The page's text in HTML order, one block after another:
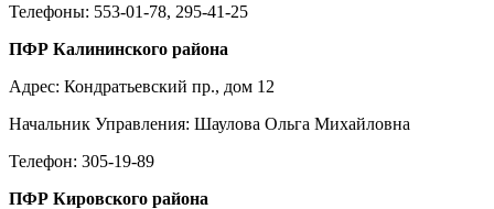
Телефоны: 553-01-78, 295-41-25
ПФР Калининского района
Адрес: Кондратьевский пр., дом 12
Начальник Управления: Шаулова Ольга Михайловна
Телефон: 305-19-89
ПФР Кировского района